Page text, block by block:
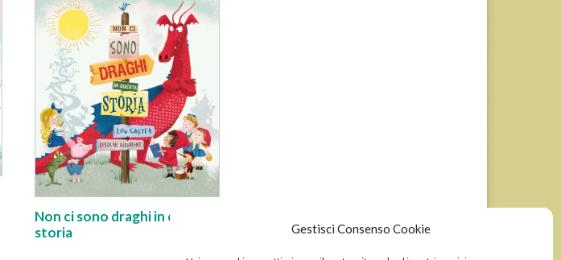
Gestisci Consenso Cookie
Non ci sono draghi in questa
storia